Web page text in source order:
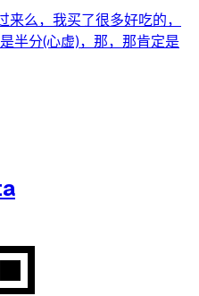
么，我买了很多好吃的，
半分(心虚)，那，那肯定是